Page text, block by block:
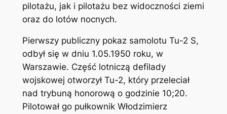
pilotażu, jak i pilotażu bez widoczności ziemi
oraz do lotów nocnych.
Pierwszy publiczny pokaz samolotu Tu-2 S,
odbył się w dniu 1.05.1950 roku, w
Warszawie. Część lotniczą defilady
wojskowej otworzył Tu-2, który przeleciał
nad trybuną honorową o godzinie 10;20.
Pilotował go pułkownik Włodzimierz